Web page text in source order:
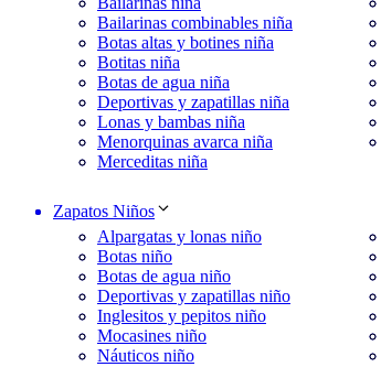
Bailarinas combinables niña
Botas altas y botines niña
Botitas niña
Botas de agua niña
Deportivas y zapatillas niña
Lonas y bambas niña
Menorquinas avarca niña
Merceditas niña
Zapatos Niños
Alpargatas y lonas niño
Botas niño
Botas de agua niño
Deportivas y zapatillas niño
Inglesitos y pepitos niño
Mocasines niño
Náuticos niño